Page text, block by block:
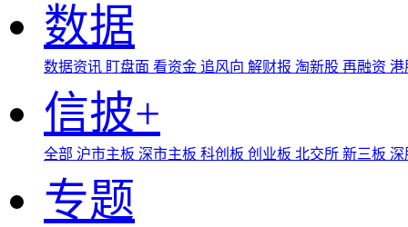
数据
数据资讯 盯盘面 看资金 追风向 解财报 淘新股 再融资
信披+
全部 沪市主板 深市主板 科创板 创业板 北交所 新三板
专题